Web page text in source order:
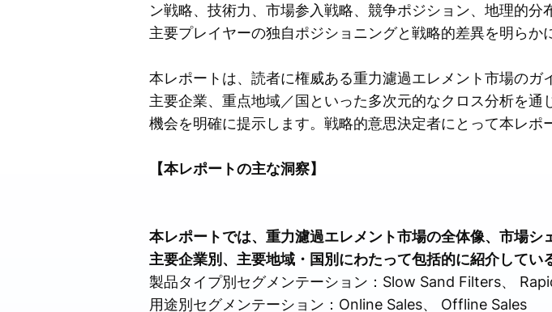
ン戦略、技術力、市場参入戦略、競争ポジション、地理的
主要プレイヤーの独自ポジショニングと戦略的差異を明らか
本レポートは、読者に権威ある重力濾過エレメント市場のガ
主要企業、重点地域／国といった多次元的なクロス分析を
機会を明確に提示します。戦略的意思決定者にとって本レポ
【本レポートの主な洞察】
本レポートでは、重力濾過エレメント市場の全体像、市場シ
主要企業別、主要地域・国別にわたって包括的に紹介してい
製品タイプ別セグメンテーション：Slow Sand Filters、
用途別セグメンテーション：Online Sales、 Offline Sales